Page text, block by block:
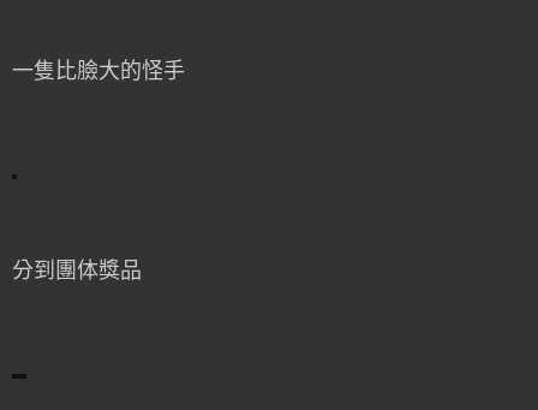
一隻比臉大的怪手
分到團体獎品